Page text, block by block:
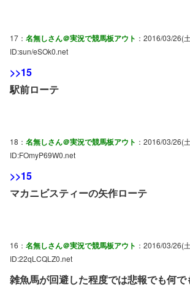
17： 名無しさん＠実況で競馬板アウト ：2016/03/26(
ID:sun/eSOk0.net
>>15
駅前ローテ
18： 名無しさん＠実況で競馬板アウト ：2016/03/26(
ID:FOmyP69W0.net
>>15
マカニビスティーの矢作ローテ
16： 名無しさん＠実況で競馬板アウト ：2016/03/26(
ID:22qLCQLZ0.net
雑魚馬が回避した程度では悲報でも何で